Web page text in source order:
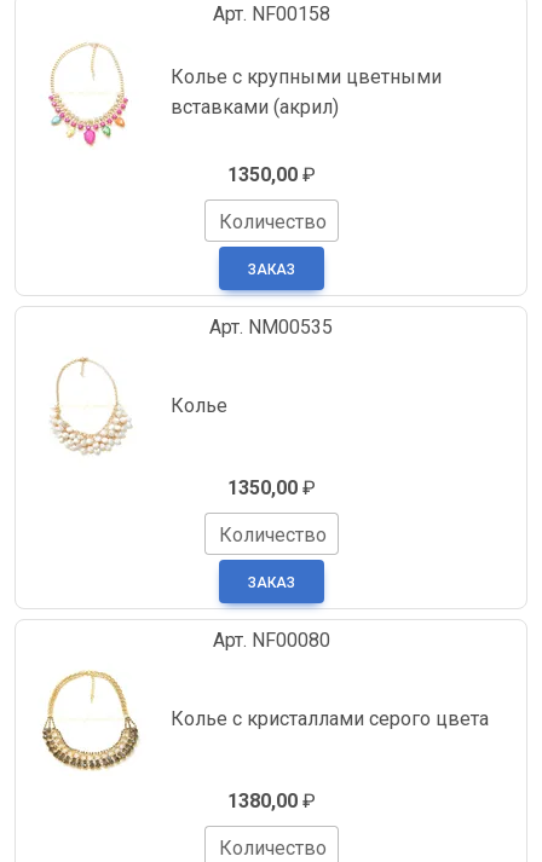
Арт. NF00158
Колье с крупными цветными
вставками (акрил)
1350,00₽
Количество
Арт. NM00535
Колье
1350,00₽
Количество
Арт. NF00080
Колье с кристаллами серого цвета
1380,00₽
Количество